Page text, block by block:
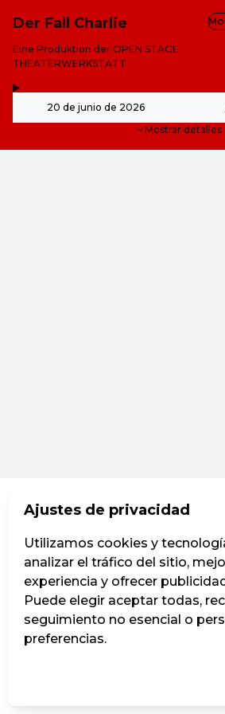
Der Fall Charlie
-
Eine Produktion der OPEN STAGE
THEATERWERKSTATT
20 de junio de 2026
Mostrar detalles
Ajustes de privacidad
Utilizamos cookies y
analizar el tráfico del sitio,
experiencia y ofrecer
Puede elegir aceptar todas,
seguimiento no esencial o
preferencias.